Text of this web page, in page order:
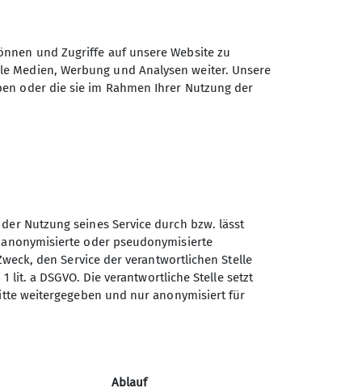
und Zugriffe auf unsere Website zu
Medien, Werbung und Analysen weiter. Unsere
oder die sie im Rahmen Ihrer Nutzung der
Nutzung seines Service durch bzw. lässt
oder pseudonymisierte
den Service der verantwortlichen Stelle
a DSGVO. Die verantwortliche Stelle setzt
weitergegeben und nur anonymisiert für
Ablauf